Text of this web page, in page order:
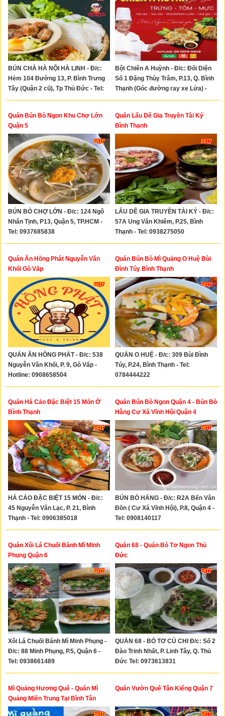
BÚN CHẢ HÀ NỘI HÀ LINH - Đ/c:
Hẻm 104 Đường 13, P. Bình Trưng
Tây (Quận 2 cũ), Tp Thủ Đức - Tel:
0903755199 - 0942919933
Bột Chiên A Huỳnh - Đ/c: Đối Diện
Số 1 Đặng Thùy Trâm, P.13, Q. Bình
Thạnh (Góc đường ray xe Lửa) -
Tel: 0903050713 - 0908190849
Quán Bún Bò Ngon Khu Chợ Lớn
Quận 5
BÚN BÒ CHỢ LỚN - Đ/c: 124 Ngô
Nhân Tịnh, P13, Quận 5, TP.HCM -
Tel: 0937685838
Quán Lẩu Dê Gia Truyền Tài Ký
Bình Thạnh
LẨU DÊ GIA TRUYỀN TÀI KÝ - Đ/c:
57A Ung Văn Khiêm, P.25, Bình
Thạnh - Tel: 0938275050
Quán Ăn Hồng Phát Nguyễn Văn
Khối Gò Vấp
QUÁN ĂN HỒNG PHÁT - Đ/c: 538
Nguyễn Văn Khối, P. 9, Gò Vấp -
Hotline: 0908658504
Quán Bún Bò Mì Quảng O Huệ Bùi
Đình Túy Bình Thạnh
QUÁN O HUỆ - Đ/c: 309 Bùi Đình
Túy, P.24, Bình Thạnh - Tel:
0784444222
Quán Há Cảo Đặc Biệt 15 Món Ở
Bình Thạnh
HÁ CẢO ĐẶC BIỆT 15 MÓN - Đ/c:
45 Nguyễn Văn Lạc, P. 21, Bình
Thạnh - Tel: 0906385018
Quán Bún Bò Ngon Quận 4 - Bún Bò
Hằng Cư Xá Vĩnh Hội Quận 4
BÚN BÒ HẰNG - Đ/c: R2A Bến Vân
Đồn ( Cư Xá Vĩnh Hội), P.8, Quận 4 -
Tel: 0908140117
Quán Xôi Lá Chuối Bánh Mì Minh
Phụng Quận 6
Xôi Lá Chuối Bánh Mì Minh Phụng -
Đ/c: 88 Minh Phụng, P.5, Quận 6 -
Tel: 0938661489
Quán 68 - Quán Bò Tơ Ngon Thủ
Đức
QUÁN 68 - BÒ TƠ CỦ CHI Đ/c: Số 2
Đào Trinh Nhất, P. Linh Tây, Q. Thủ
Đức Tel: 0973613831
Mì Quảng Hương Quê - Quán Mì
Quảng Miền Trung Tại Bình Tân
Quán Vườn Quê Tân Kiểng Quận 7